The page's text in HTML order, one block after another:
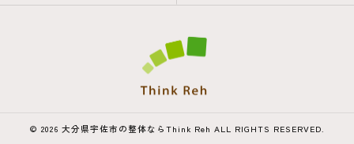
© 2026 大分県宇佐市の整体ならThink Reh ALL RIGHTS RESERVED.